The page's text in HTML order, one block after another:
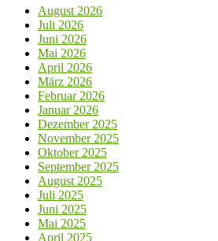
August 2026
Juli 2026
Juni 2026
Mai 2026
April 2026
März 2026
Februar 2026
Januar 2026
Dezember 2025
November 2025
Oktober 2025
September 2025
August 2025
Juli 2025
Juni 2025
Mai 2025
April 2025